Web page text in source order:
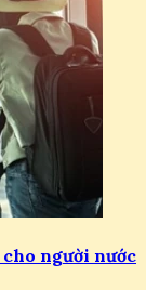
người nước